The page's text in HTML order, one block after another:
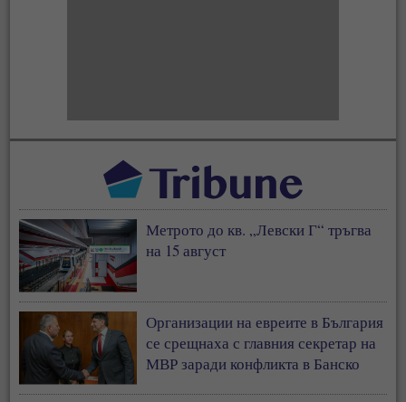
Метрото до кв. „Левски Г“ тръгва
на 15 август
Организации на евреите в България
се срещнаха с главния секретар на
МВР заради конфликта в Банско